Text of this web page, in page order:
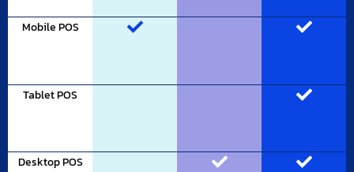
Mobile POS
Tablet POS
Desktop POS